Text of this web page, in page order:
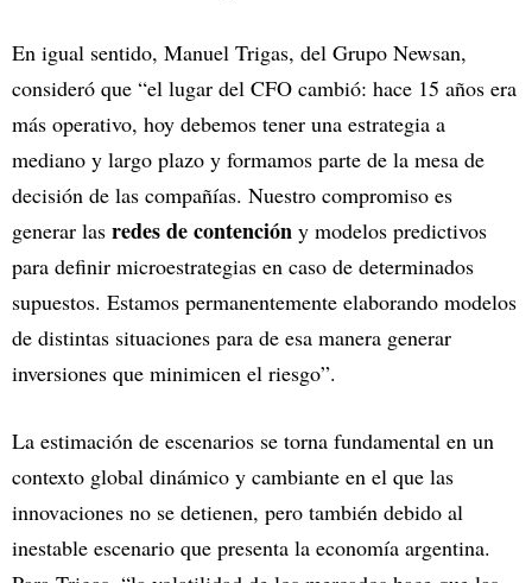
En igual sentido, Manuel Trigas, del Grupo Newsan,
consideró que “el lugar del CFO cambió: hace 15 años era
más operativo, hoy debemos tener una estrategia a
mediano y largo plazo y formamos parte de la mesa de
decisión de las compañías. Nuestro compromiso es
generar las redes de contención y modelos predictivos
para definir microestrategias en caso de determinados
supuestos. Estamos permanentemente elaborando modelos
de distintas situaciones para de esa manera generar
inversiones que minimicen el riesgo”.
La estimación de escenarios se torna fundamental en un
contexto global dinámico y cambiante en el que las
innovaciones no se detienen, pero también debido al
inestable escenario que presenta la economía argentina.